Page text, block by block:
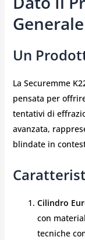
Generale
Un
La Securemme
pensata per
tentativi di
avanzata,
blindate in
Cilindro
con
tecniche